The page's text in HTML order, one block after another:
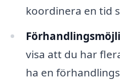
koordinera en tid
visa att du har
ha en